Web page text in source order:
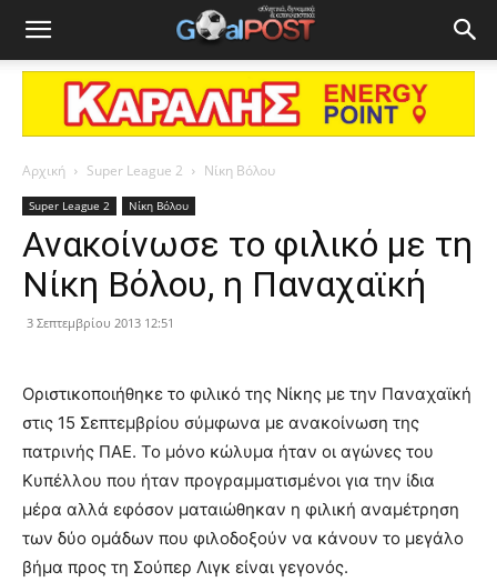
Αρχική Super League 2 Νίκη Βόλου
Super League 2 Νίκη Βόλου
Ανακοίνωσε το φιλικό με τη
Νίκη Βόλου, η Παναχαϊκή
3 Σεπτεμβρίου 2013 12:51
Οριστικοποιήθηκε το φιλικό της Νίκης με την Παναχαϊκή
στις 15 Σεπτεμβρίου σύμφωνα με ανακοίνωση της
πατρινής ΠΑΕ. Το μόνο κώλυμα ήταν οι αγώνες του
Κυπέλλου που ήταν προγραμματισμένοι για την ίδια
μέρα αλλά εφόσον ματαιώθηκαν η φιλική αναμέτρηση
των δύο ομάδων που φιλοδοξούν να κάνουν το μεγάλο
βήμα προς τη Σούπερ Λιγκ είναι γεγονός.